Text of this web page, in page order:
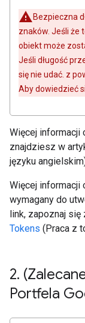
Bezpieczna
znaków. Jeśli że
obiekt może
Jeśli długość
się nie udać. z
Aby dowiedzieć
Więcej informacji
znajdziesz w
języku
Więcej informacji
wymagany do
link, zapoznaj się
Tokens (Praca z
2.
Portfela